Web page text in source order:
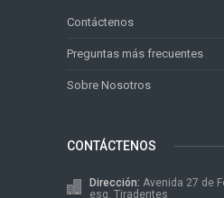
Contáctenos
Preguntas más frecuentes
Sobre Nosotros
CONTÁCTENOS
Dirección: Avenida 27 de
esq. Tiradentes